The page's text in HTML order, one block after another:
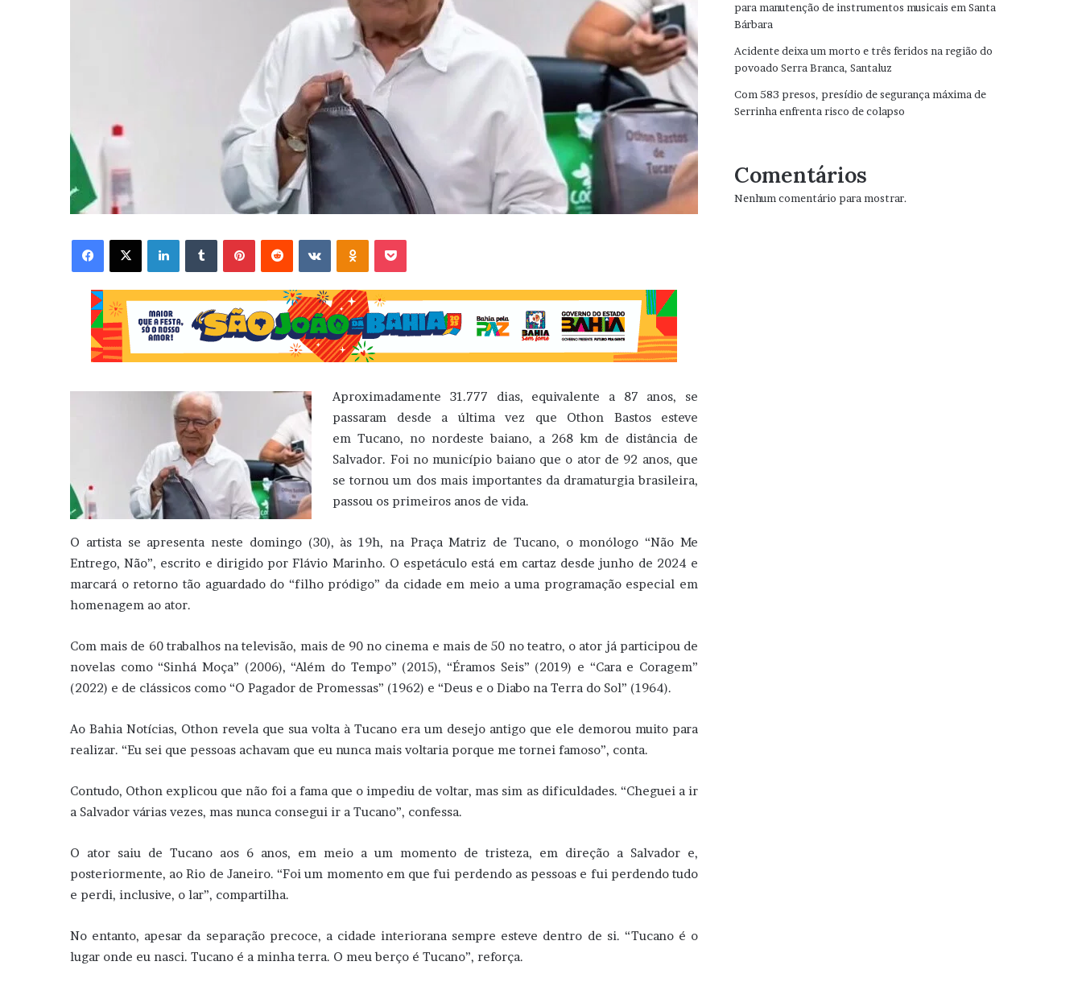
Facebook X Linkedin VK OK
Aproximadamente 31.777 dias, equivalente a 87 anos, se
passaram desde a última vez que Othon Bastos esteve
em Tucano, no nordeste baiano, a 268 km de distância de
Salvador. Foi no município baiano que o ator de 92 anos, que
se tornou um dos mais importantes da dramaturgia brasileira,
passou os primeiros anos de vida.
O artista se apresenta neste domingo (30), às 19h, na Praça Matriz de Tucano, o monólogo “Não Me
Entrego, Não”, escrito e dirigido por Flávio Marinho. O espetáculo está em cartaz desde junho de 2024 e
marcará o retorno tão aguardado do “filho pródigo” da cidade em meio a uma programação especial em
homenagem ao ator.
Com mais de 60 trabalhos na televisão, mais de 90 no cinema e mais de 50 no teatro, o ator já participou de
novelas como “Sinhá Moça” (2006), “Além do Tempo” (2015), “Éramos Seis” (2019) e “Cara e Coragem”
(2022) e de clássicos como “O Pagador de Promessas” (1962) e “Deus e o Diabo na Terra do Sol” (1964).
Ao Bahia Notícias, Othon revela que sua volta à Tucano era um desejo antigo que ele demorou muito para
realizar. “Eu sei que pessoas achavam que eu nunca mais voltaria porque me tornei famoso”, conta.
Contudo, Othon explicou que não foi a fama que o impediu de voltar, mas sim as dificuldades. “Cheguei a ir
a Salvador várias vezes, mas nunca consegui ir a Tucano”, confessa.
O ator saiu de Tucano aos 6 anos, em meio a um momento de tristeza, em direção a Salvador e,
posteriormente, ao Rio de Janeiro. “Foi um momento em que fui perdendo as pessoas e fui perdendo tudo
e perdi, inclusive, o lar”, compartilha.
No entanto, apesar da separação precoce, a cidade interiorana sempre esteve dentro de si. “Tucano é o
lugar onde eu nasci. Tucano é a minha terra. O meu berço é Tucano”, reforça.
para manutenção de instrumentos musicais em Santa
Bárbara
Acidente deixa um morto e três feridos na região do
povoado Serra Branca, Santaluz
Com 583 presos, presídio de segurança máxima de
Serrinha enfrenta risco de colapso
Comentários
Nenhum comentário para mostrar.